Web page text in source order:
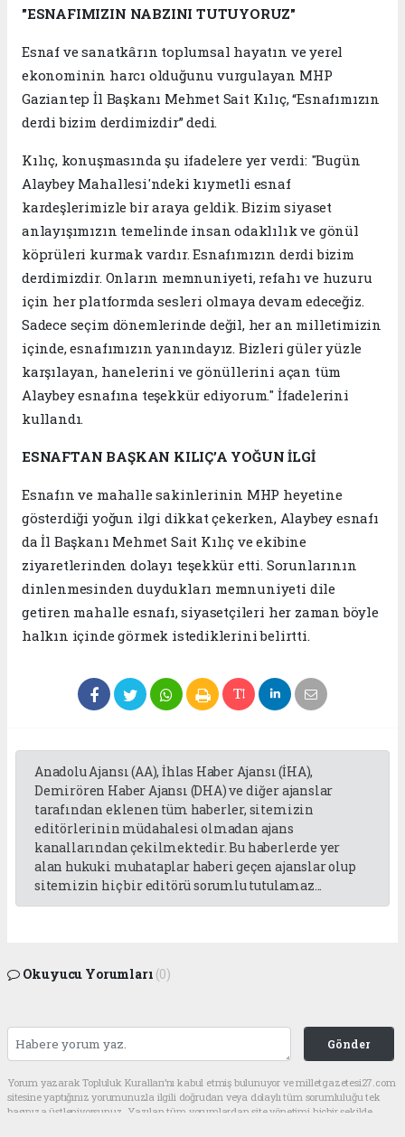
"ESNAFIMIZIN NABZINI TUTUYORUZ"
Esnaf ve sanatkârın toplumsal hayatın ve yerel
ekonominin harcı olduğunu vurgulayan MHP
Gaziantep İl Başkanı Mehmet Sait Kılıç, “Esnafımızın
derdi bizim derdimizdir” dedi.
Kılıç, konuşmasında şu ifadelere yer verdi: "Bugün
Alaybey Mahallesi'ndeki kıymetli esnaf
kardeşlerimizle bir araya geldik. Bizim siyaset
anlayışımızın temelinde insan odaklılık ve gönül
köprüleri kurmak vardır. Esnafımızın derdi bizim
derdimizdir. Onların memnuniyeti, refahı ve huzuru
için her platformda sesleri olmaya devam edeceğiz.
Sadece seçim dönemlerinde değil, her an milletimizin
içinde, esnafımızın yanındayız. Bizleri güler yüzle
karşılayan, hanelerini ve gönüllerini açan tüm
Alaybey esnafına teşekkür ediyorum." İfadelerini
kullandı.
ESNAFTAN BAŞKAN KILIÇ’A YOĞUN İLGİ
Esnafın ve mahalle sakinlerinin MHP heyetine
gösterdiği yoğun ilgi dikkat çekerken, Alaybey esnafı
da İl Başkanı Mehmet Sait Kılıç ve ekibine
ziyaretlerinden dolayı teşekkür etti. Sorunlarının
dinlenmesinden duydukları memnuniyeti dile
getiren mahalle esnafı, siyasetçileri her zaman böyle
halkın içinde görmek istediklerini belirtti.
Anadolu Ajansı (AA), İhlas Haber Ajansı (İHA),
Demirören Haber Ajansı (DHA) ve diğer ajanslar
tarafından eklenen tüm haberler, sitemizin
editörlerinin müdahalesi olmadan ajans
kanallarından çekilmektedir. Bu haberlerde yer
alan hukuki muhataplar haberi geçen ajanslar olup
sitemizin hiç bir editörü sorumlu tutulamaz...
Okuyucu Yorumları (0)
Gönder
Yorum yazarak Topluluk Kuralları’nı kabul etmiş bulunuyor ve milletgazetesi27.com
sitesine yaptığınız yorumunuzla ilgili doğrudan veya dolaylı tüm sorumluluğu tek
başınıza üstleniyorsunuz. Yazılan tüm yorumlardan site yönetimi hiçbir şekilde